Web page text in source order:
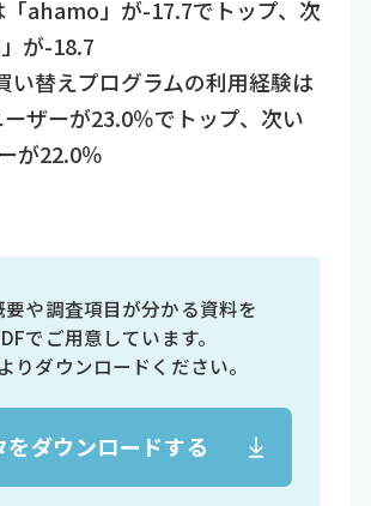
ahamo」が-17.7でトップ、次
が-18.7
替えプログラムの利用経験は
ザーが23.0％でトップ、次い
が22.0％
要や調査項目が分かる資料を
でご用意しています。
りダウンロードください。
をダウンロードする